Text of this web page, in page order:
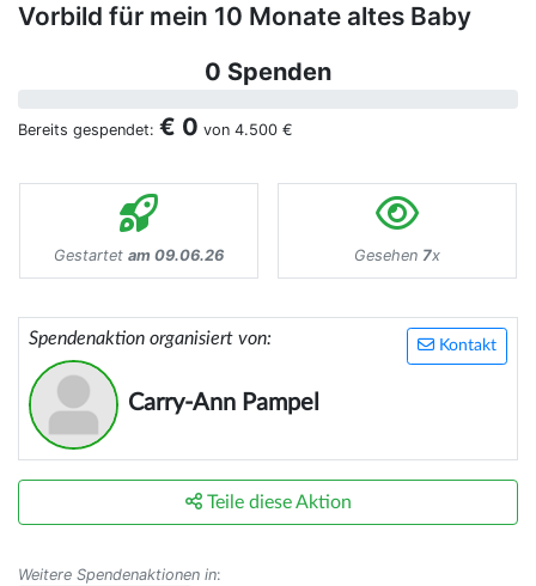
Vorbild für mein 10 Monate altes Baby
0 Spenden
Bereits gespendet: € 0 von 4.500 €
Gestartet am 09.06.26 Gesehen 7x
Kontakt
Spendenaktion organisiert von:
Carry-Ann Pampel
Teile diese Aktion
Weitere Spendenaktionen in: